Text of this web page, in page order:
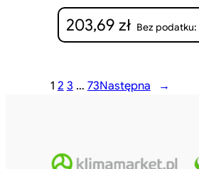
203,69 zł Bez podatku:
1 2 3 … 73Następna →